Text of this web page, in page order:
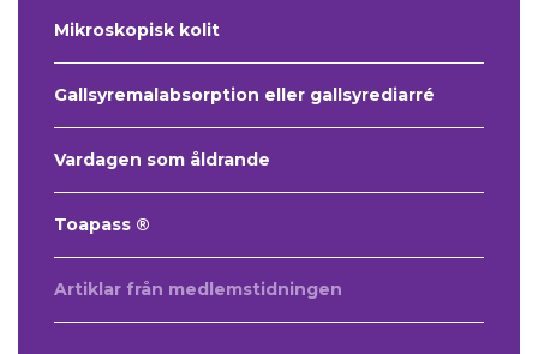
Mikroskopisk kolit
Gallsyremalabsorption eller gallsyrediarré
Vardagen som åldrande
Toapass ®
Artiklar från medlemstidningen